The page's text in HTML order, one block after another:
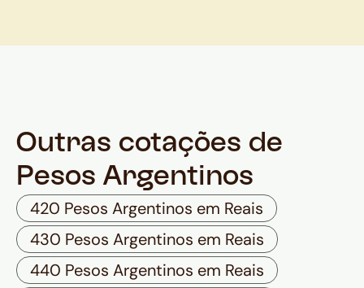
Outras cotações de
Pesos Argentinos
420 Pesos Argentinos em Reais
430 Pesos Argentinos em Reais
440 Pesos Argentinos em Reais